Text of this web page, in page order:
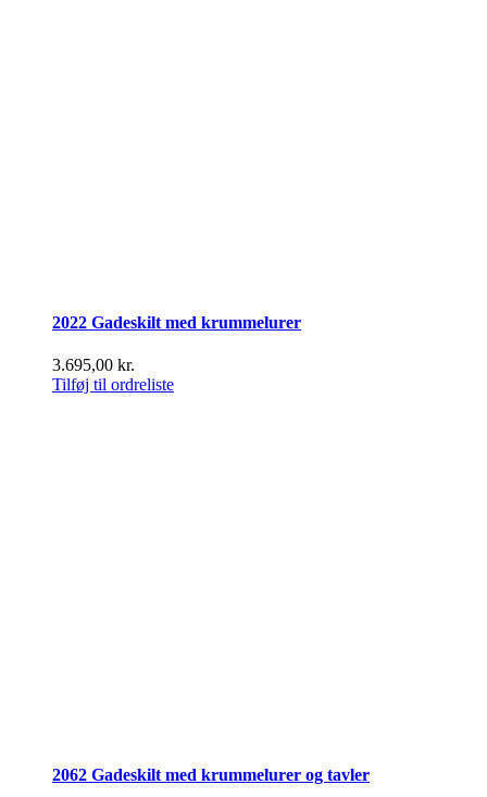
2022 Gadeskilt med krummelurer
3.695,00 kr.
Tilføj til ordreliste
2062 Gadeskilt med krummelurer og tavler